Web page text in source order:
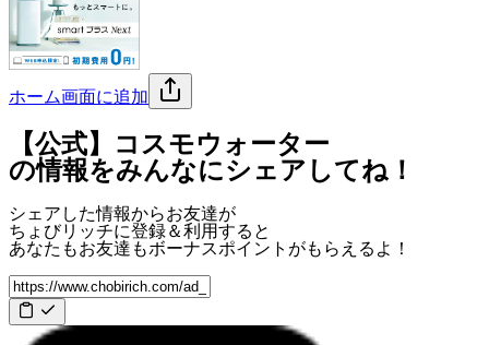
ホーム画面に追加
【公式】コスモウォーター
の情報をみんなにシェアしてね！
シェアした情報からお友達が
ちょびリッチに登録＆利用すると
あなたもお友達もボーナスポイント がもらえるよ！